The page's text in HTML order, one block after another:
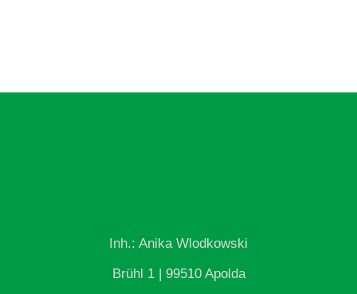
Inh.: Anika Wlodkowski
Brühl 1 | 99510 Apolda